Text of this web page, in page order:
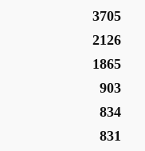
3705
2126
1865
903
834
831